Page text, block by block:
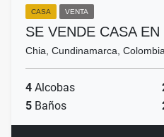
CASA VENTA
SE VENDE CASA
Chia, Cundinamarca, Colombia
4 Alcobas
5 Baños